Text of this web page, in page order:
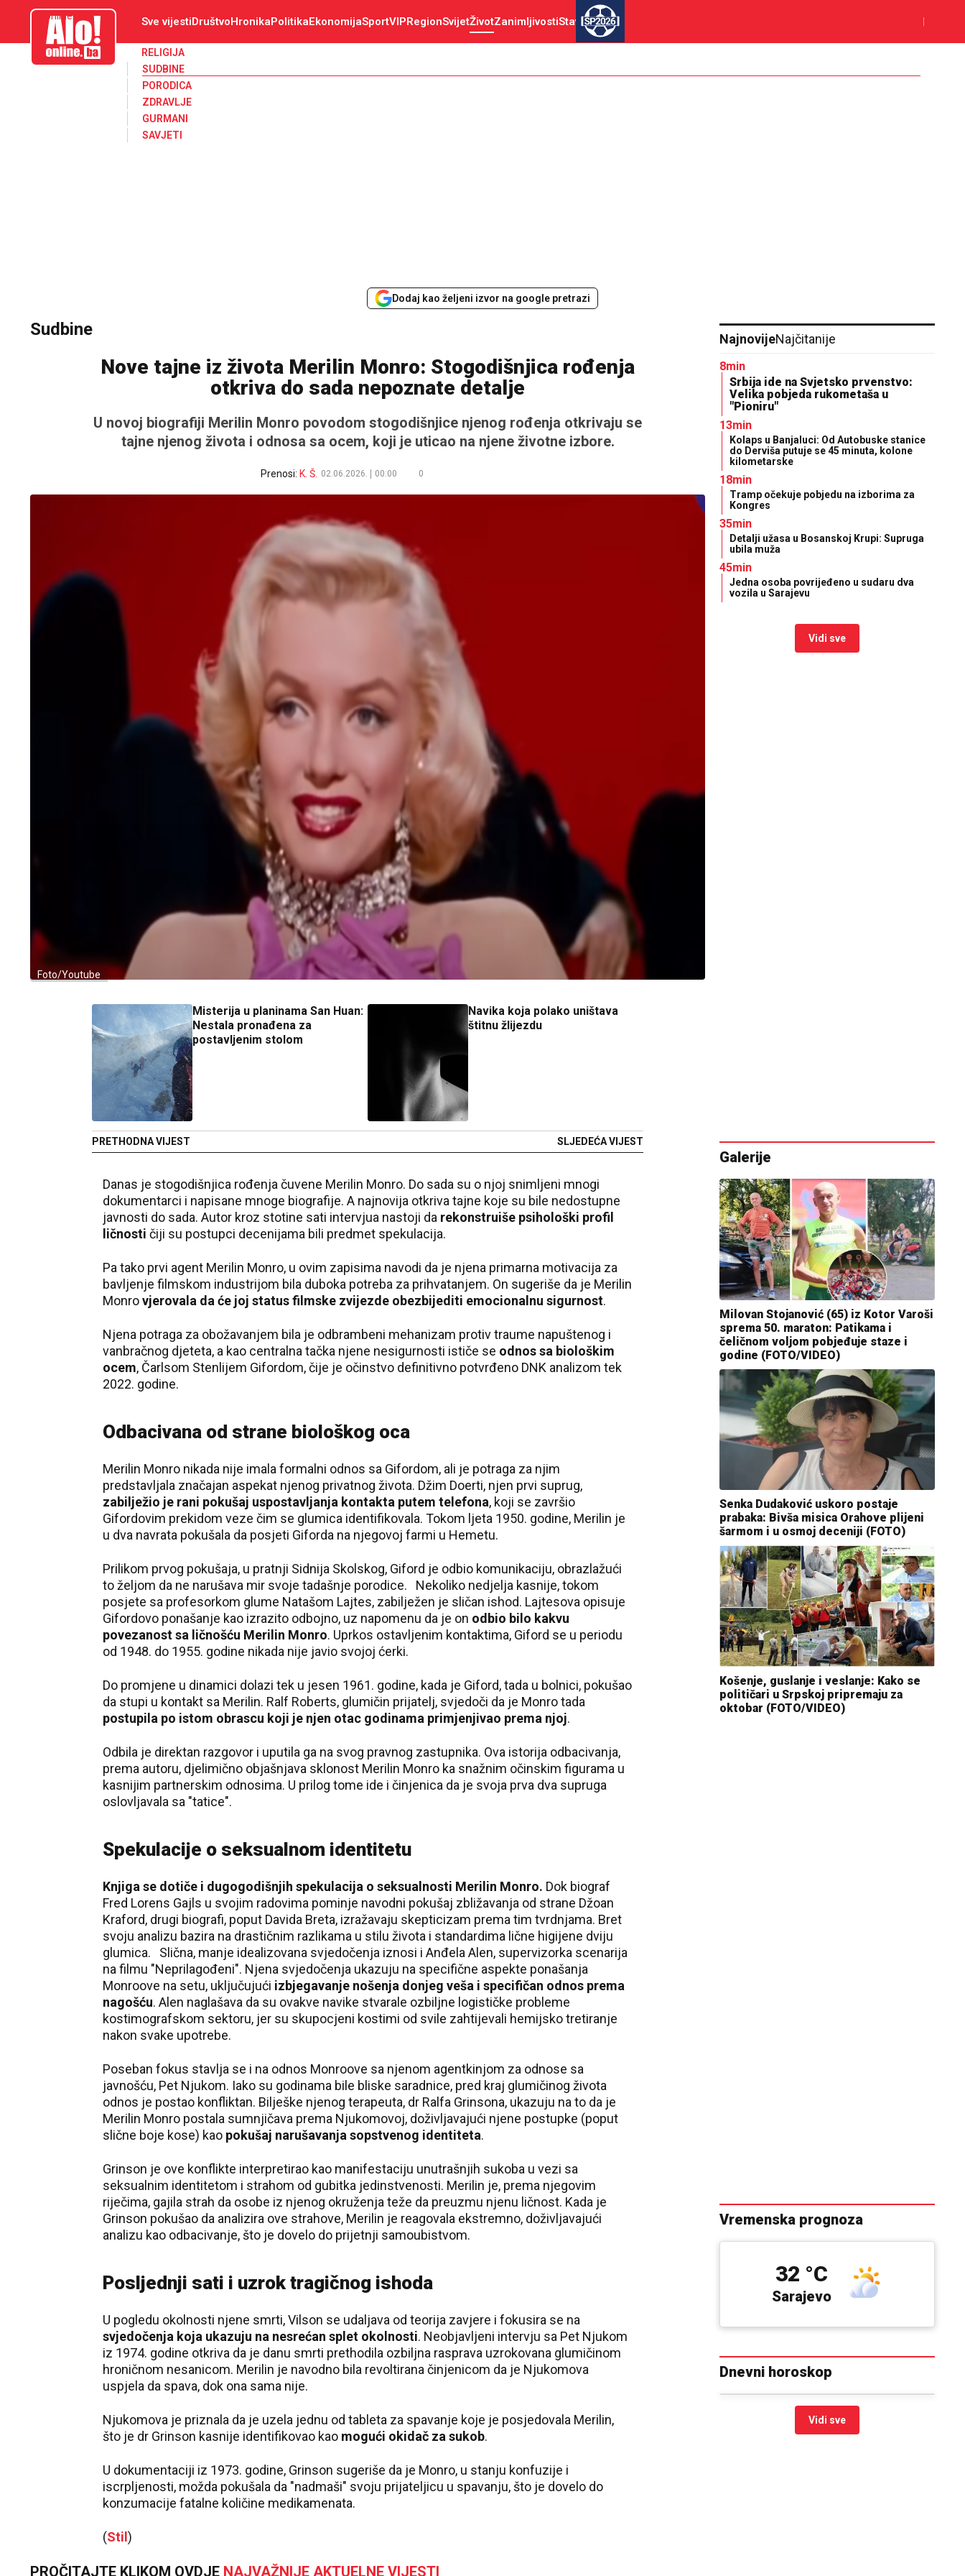
aloonline.ba Sve vijestiDruštvoHronikaPolitikaEkonomijaSportVIPRegionSvijetŽivotZanimljivostiStav SP2026
RELIGIJA
SUDBINE
PORODICA
ZDRAVLJE
GURMANI
SAVJETI
Dodaj kao željeni izvor na google pretrazi
Sudbine
Nove tajne iz života Merilin Monro: Stogodišnjica rođenja
otkriva do sada nepoznate detalje
U novoj biografiji Merilin Monro povodom stogodišnjice njenog rođenja otkrivaju se
tajne njenog života i odnosa sa ocem, koji je uticao na njene životne izbore.
Prenosi: K. Š. 02.06.2026. 00:00 0
Foto/Youtube
Misterija u planinama San Huan:
Nestala pronađena za
postavljenim stolom
PRETHODNA VIJEST
Navika koja polako uništava
štitnu žlijezdu
SLJEDEĆA VIJEST
Danas je stogodišnjica rođenja čuvene Merilin Monro. Do sada su o njoj snimljeni mnogi
dokumentarci i napisane mnoge biografije. A najnovija otkriva tajne koje su bile nedostupne
javnosti do sada. Autor kroz stotine sati intervjua nastoji da rekonstruiše psihološki profil
ličnosti čiji su postupci decenijama bili predmet spekulacija.
Pa tako prvi agent Merilin Monro, u ovim zapisima navodi da je njena primarna motivacija za
bavljenje filmskom industrijom bila duboka potreba za prihvatanjem. On sugeriše da je Merilin
Monrovjerovala da će joj status filmske zvijezde obezbijediti emocionalnu sigurnost.
Njena potraga za obožavanjem bila je odbrambeni mehanizam protiv traume napuštenog i
vanbračnog djeteta, a kao centralna tačka njene nesigurnosti ističe se odnos sa biološkim
ocem, Čarlsom Stenlijem Gifordom, čije je očinstvo definitivno potvrđeno DNK analizom tek
2022. godine.
Odbacivana od strane biološkog oca
Merilin Monro nikada nije imala formalni odnos sa Gifordom, ali je potraga za njim
predstavljala značajan aspekat njenog privatnog života. Džim Doerti, njen prvi suprug,
zabilježio je rani pokušaj uspostavljanja kontakta putem telefona, koji se završio
Gifordovim prekidom veze čim se glumica identifikovala. Tokom ljeta 1950. godine, Merilin je
u dva navrata pokušala da posjeti Giforda na njegovoj farmi u Hemetu.
Prilikom prvog pokušaja, u pratnji Sidnija Skolskog, Giford je odbio komunikaciju, obrazlažući
to željom da ne narušava mir svoje tadašnje porodice. Nekoliko nedjelja kasnije, tokom
posjete sa profesorkom glume Natašom Lajtes, zabilježen je sličan ishod. Lajtesova opisuje
Gifordovo ponašanje kao izrazito odbojno, uz napomenu da je on odbio bilo kakvu
povezanost sa ličnošću Merilin Monro. Uprkos ostavljenim kontaktima, Giford se u periodu
od 1948. do 1955. godine nikada nije javio svojoj ćerki.
Do promjene u dinamici dolazi tek u jesen 1961. godine, kada je Giford, tada u bolnici, pokušao
da stupi u kontakt sa Merilin. Ralf Roberts, glumičin prijatelj, svjedoči da je Monro tada
postupila po istom obrascu koji je njen otac godinama primjenjivao prema njoj.
Odbila je direktan razgovor i uputila ga na svog pravnog zastupnika. Ova istorija odbacivanja,
prema autoru, djelimično objašnjava sklonost Merilin Monro ka snažnim očinskim figurama u
kasnijim partnerskim odnosima. U prilog tome ide i činjenica da je svoja prva dva supruga
oslovljavala sa "tatice".
Spekulacije o seksualnom identitetu
Knjiga se dotiče i dugogodišnjih spekulacija o seksualnosti Merilin Monro. Dok biograf
Fred Lorens Gajls u svojim radovima pominje navodni pokušaj zbližavanja od strane Džoan
Kraford, drugi biografi, poput Davida Breta, izražavaju skepticizam prema tim tvrdnjama. Bret
svoju analizu bazira na drastičnim razlikama u stilu života i standardima lične higijene dviju
glumica. Slična, manje idealizovana svjedočenja iznosi i Anđela Alen, supervizorka scenarija
na filmu "Neprilagođeni". Njena svjedočenja ukazuju na specifične aspekte ponašanja
Monroove na setu, uključujući izbjegavanje nošenja donjeg veša i specifičan odnos prema
nagošću. Alen naglašava da su ovakve navike stvarale ozbiljne logističke probleme
kostimografskom sektoru, jer su skupocjeni kostimi od svile zahtijevali hemijsko tretiranje
nakon svake upotrebe.
Poseban fokus stavlja se i na odnos Monroove sa njenom agentkinjom za odnose sa
javnošću, Pet Njukom. Iako su godinama bile bliske saradnice, pred kraj glumičinog života
odnos je postao konfliktan. Bilješke njenog terapeuta, dr Ralfa Grinsona, ukazuju na to da je
Merilin Monro postala sumnjičava prema Njukomovoj, doživljavajući njene postupke (poput
slične boje kose) kao pokušaj narušavanja sopstvenog identiteta.
Grinson je ove konflikte interpretirao kao manifestaciju unutrašnjih sukoba u vezi sa
seksualnim identitetom i strahom od gubitka jedinstvenosti. Merilin je, prema njegovim
riječima, gajila strah da osobe iz njenog okruženja teže da preuzmu njenu ličnost. Kada je
Grinson pokušao da analizira ove strahove, Merilin je reagovala ekstremno, doživljavajući
analizu kao odbacivanje, što je dovelo do prijetnji samoubistvom.
Posljednji sati i uzrok tragičnog ishoda
U pogledu okolnosti njene smrti, Vilson se udaljava od teorija zavjere i fokusira se na
svjedočenja koja ukazuju na nesrećan splet okolnosti. Neobjavljeni intervju sa Pet Njukom
iz 1974. godine otkriva da je danu smrti prethodila ozbiljna rasprava uzrokovana glumičinom
hroničnom nesanicom. Merilin je navodno bila revoltirana činjenicom da je Njukomova
uspjela da spava, dok ona sama nije.
Njukomova je priznala da je uzela jednu od tableta za spavanje koje je posjedovala Merilin,
što je dr Grinson kasnije identifikovao kao mogući okidač za sukob.
U dokumentaciji iz 1973. godine, Grinson sugeriše da je Monro, u stanju konfuzije i
iscrpljenosti, možda pokušala da "nadmaši" svoju prijateljicu u spavanju, što je dovelo do
konzumacije fatalne količine medikamenata.
(Stil )
PROČITAJTE KLIKOM OVDJE NAJVAŽNIJE AKTUELNE VIJESTI
NajnovijeNajčitanije
8min
Srbija ide na Svjetsko prvenstvo:
Velika pobjeda rukometaša u
"Pioniru"
13min
Kolaps u Banjaluci: Od Autobuske stanice
do Derviša putuje se 45 minuta, kolone
kilometarske
18min
Tramp očekuje pobjedu na izborima za
Kongres
35min
Detalji užasa u Bosanskoj Krupi: Supruga
ubila muža
45min
Јedna osoba povrijeđeno u sudaru dva
vozila u Sarajevu
Vidi sve
Galerije
Milovan Stojanović (65) iz Kotor Varoši
sprema 50. maraton: Patikama i
čeličnom voljom pobjeđuje staze i
godine (FOTO/VIDEO)
Senka Dudaković uskoro postaje
prabaka: Bivša misica Orahove plijeni
šarmom i u osmoj deceniji (FOTO)
Košenje, guslanje i veslanje: Kako se
političari u Srpskoj pripremaju za
oktobar (FOTO/VIDEO)
Vremenska prognoza
Sarajevo
32 °C
Dnevni horoskop
Vidi sve